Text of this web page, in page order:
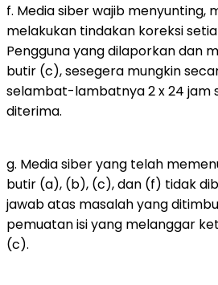
f. Media siber wajib menyunting,
melakukan tindakan koreksi
Pengguna yang dilaporkan dan
butir (c), sesegera mungkin
selambat-lambatnya 2 x 24 jam
diterima.
g. Media siber yang telah
butir (a), (b), (c), dan (f) tidak
jawab atas masalah yang
pemuatan isi yang melanggar
(c).